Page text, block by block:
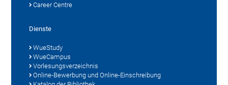
Career Centre
Dienste
WueStudy
WueCampus
Vorlesungsverzeichnis
Online-Bewerbung und Online-Einschreibung